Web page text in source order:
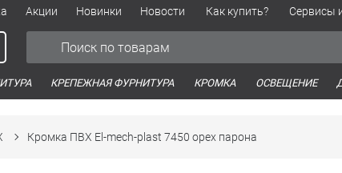
Акции Новинки Новости Как купить? Сервисы
КРЕПЕЖНАЯ ФУРНИТУРА КРОМКА ОСВЕЩЕНИЕ
Кромка ПВХ El-mech-plast 7450 орех парона